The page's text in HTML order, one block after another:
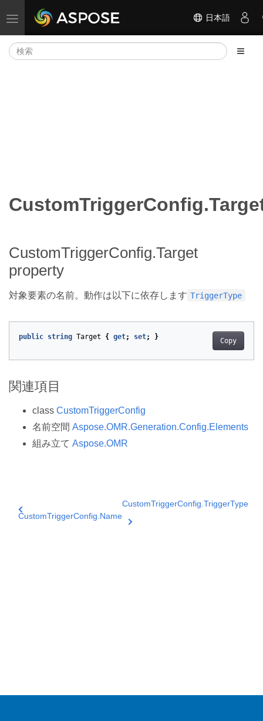
ナビゲーションの切り替え 日本語
CustomTriggerConfig.Target
property
対象要素の名前。動作は以下に依存します TriggerType
Copy
public string Target { get; set; }
関連項目
class CustomTriggerConfig
名前空間 Aspose.OMR.Generation.Config.Elements
組み立て Aspose.OMR
CustomTriggerConfig.Name
CustomTriggerConfig.TriggerType